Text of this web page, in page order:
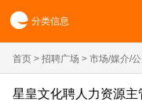
分类信息
首页 > 招聘广场 > 市场/媒介/
星皇文化聘人力资源